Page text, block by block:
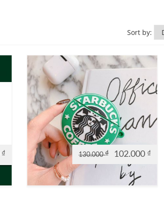
Sort by:
₫ 130.000₫
Original
was:
102.000 ₫
Current
is: